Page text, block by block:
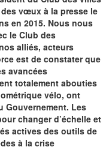
vœux à la presse le
en 2015. Nous nous
le Club des
alliés, acteurs
est de constater que
avancées
totalement abouties
vélo, ont
Gouvernement. Les
changer d’échelle et
actives des outils de
à la crise